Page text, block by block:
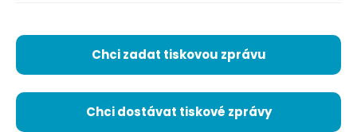
Chci zadat tiskovou zprávu
Chci dostávat tiskové zprávy